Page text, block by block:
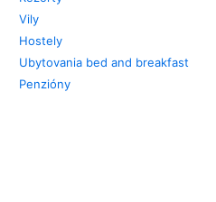
Vily
Hostely
Ubytovania bed and breakfast
Penzióny